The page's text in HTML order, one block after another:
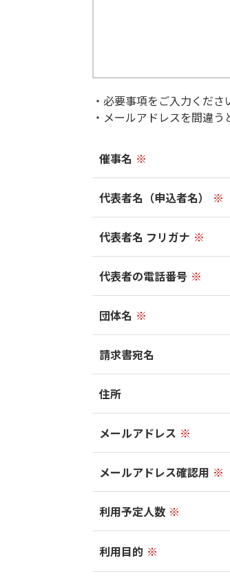
・必要事項をご入力くだ
・メールアドレスを間違
催事名 ※
代表者名（申込者名） ※
代表者名 フリガナ ※
代表者の電話番号 ※
団体名 ※
請求書宛名
住所
メールアドレス ※
メールアドレス確認用 ※
利用予定人数 ※
利用目的 ※